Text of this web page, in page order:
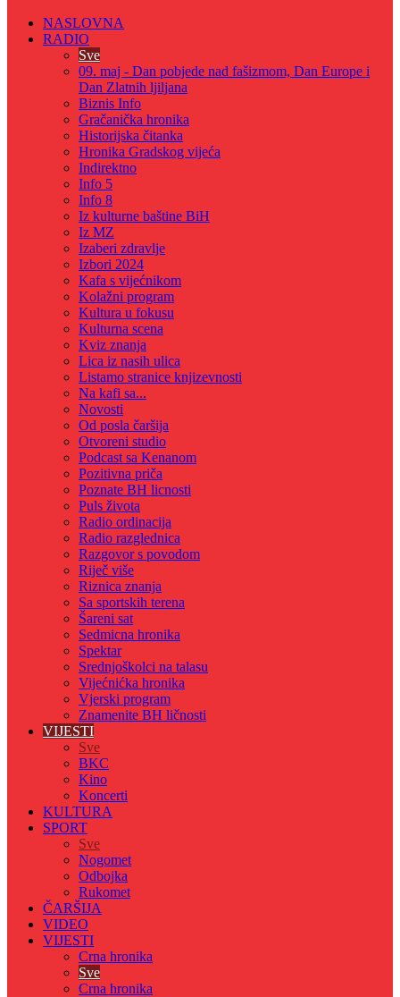
NASLOVNA
RADIO
Sve
09. maj - Dan pobjede nad fašizmom, Dan Europe i
Dan Zlatnih ljiljana
Biznis Info
Gračanička hronika
Historijska čitanka
Hronika Gradskog vijeća
Indirektno
Info 5
Info 8
Iz kulturne baštine BiH
Iz MZ
Izaberi zdravlje
Izbori 2024
Kafa s vijećnikom
Kolažni program
Kultura u fokusu
Kulturna scena
Kviz znanja
Lica iz nasih ulica
Listamo stranice knjizevnosti
Na kafi sa...
Novosti
Od posla čaršija
Otvoreni studio
Podcast sa Kenanom
Pozitivna priča
Poznate BH licnosti
Puls života
Radio ordinacija
Radio razglednica
Razgovor s povodom
Riječ više
Riznica znanja
Sa sportskih terena
Šareni sat
Sedmicna hronika
Spektar
Srednjoškolci na talasu
Vijećnićka hronika
Vjerski program
Znamenite BH ličnosti
VIJESTI
Sve
BKC
Kino
Koncerti
KULTURA
SPORT
Sve
Nogomet
Odbojka
Rukomet
ČARŠIJA
VIDEO
VIJESTI
Crna hronika
Sve
Crna hronika